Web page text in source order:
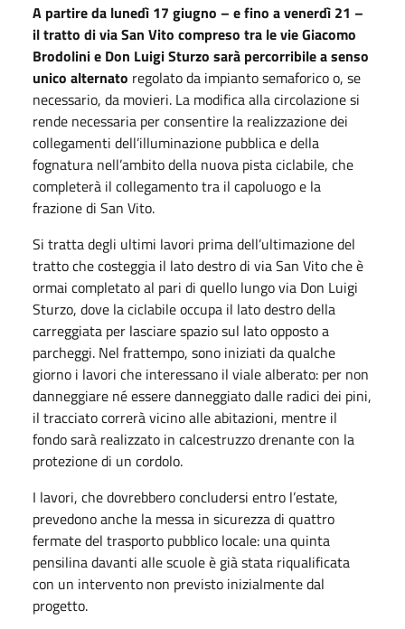
A partire da lunedì 17 giugno – e fino a venerdì 21 –
il tratto di via San Vito compreso tra le vie Giacomo
Brodolini e Don Luigi Sturzo sarà percorribile a senso
unico alternato regolato da impianto semaforico o, se
necessario, da movieri. La modifica alla circolazione si
rende necessaria per consentire la realizzazione dei
collegamenti dell’illuminazione pubblica e della
fognatura nell’ambito della nuova pista ciclabile, che
completerà il collegamento tra il capoluogo e la
frazione di San Vito.
Si tratta degli ultimi lavori prima dell’ultimazione del
tratto che costeggia il lato destro di via San Vito che è
ormai completato al pari di quello lungo via Don Luigi
Sturzo, dove la ciclabile occupa il lato destro della
carreggiata per lasciare spazio sul lato opposto a
parcheggi. Nel frattempo, sono iniziati da qualche
giorno i lavori che interessano il viale alberato: per non
danneggiare né essere danneggiato dalle radici dei pini,
il tracciato correrà vicino alle abitazioni, mentre il
fondo sarà realizzato in calcestruzzo drenante con la
protezione di un cordolo.
I lavori, che dovrebbero concludersi entro l’estate,
prevedono anche la messa in sicurezza di quattro
fermate del trasporto pubblico locale: una quinta
pensilina davanti alle scuole è già stata riqualificata
con un intervento non previsto inizialmente dal
progetto.